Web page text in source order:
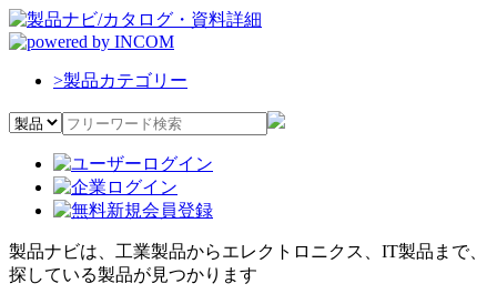
>製品カテゴリー
製品ナビは、工業製品からエレクトロニクス、IT製品まで、
探している製品が見つかります